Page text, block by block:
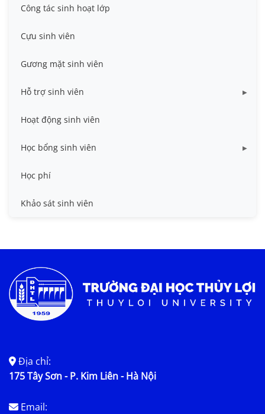
Công tác sinh hoạt lớp
Cựu sinh viên
Gương mặt sinh viên
Hỗ trợ sinh viên
Miễn giảm học phí
Nhà ở
Hoạt động sinh viên
Học bổng sinh viên
HB khuyến khích học tập
HB Lê Văn Kiểm và gia đình
Học phí
Khảo sát sinh viên
Địa chỉ:
175 Tây Sơn - P. Kim Liên - Hà Nội
Email: